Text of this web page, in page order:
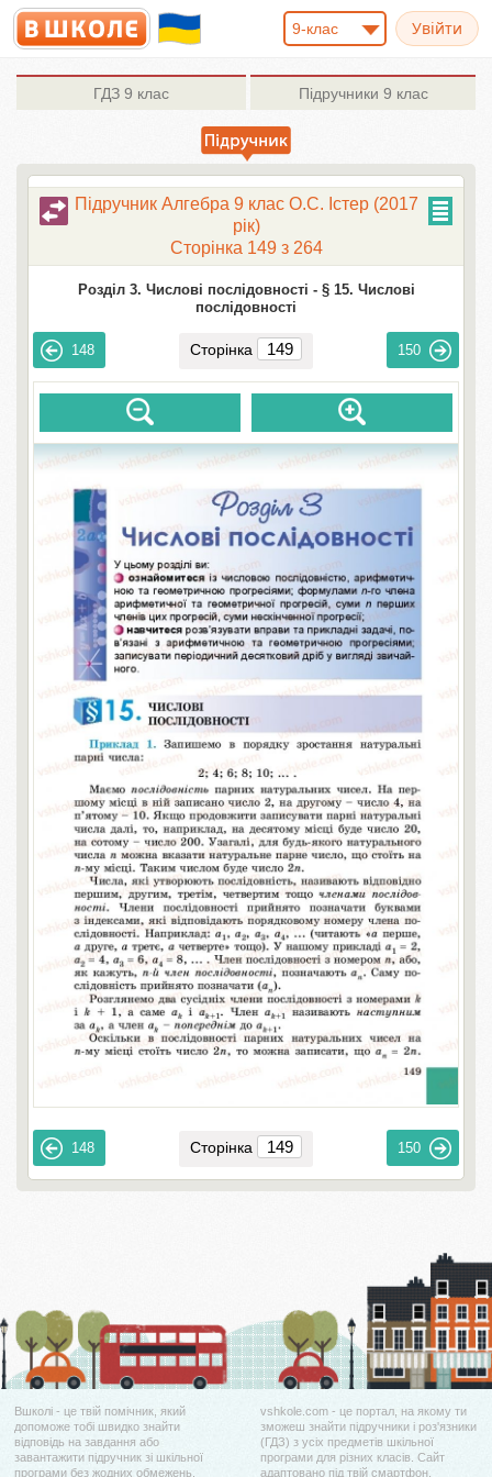
9-клас
ГДЗ 9 клас Підручники 9 клас
Підручник Алгебра 9 клас О.С. Істер (2017
рік)
Сторінка 149 з 264
Розділ 3. Числові послідовності - § 15. Числові
послідовності
148 Сторінка 150
148 Сторінка 150
Вшколі - це твій помічник, який
допоможе тобі швидко знайти
відповідь на завдання або
завантажити підручник зі шкільної
програми без жодних обмежень.
vshkole.com - це портал, на якому ти
зможеш знайти підручники і роз'язники
(ГДЗ) з усіх предметів шкільної
програми для різних класів. Сайт
адаптовано під твій смартфон.